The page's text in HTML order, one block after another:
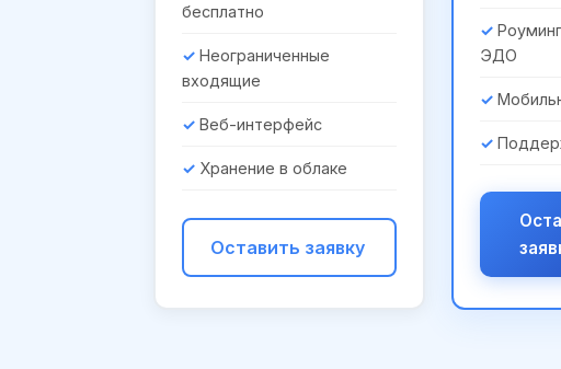
бесплатно
Неограниченные
входящие
Веб-интерфейс
Хранение в облаке
Оставить заявку
ЭДО